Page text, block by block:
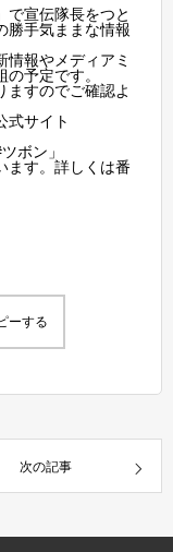
宣伝隊長をつと
勝手気ままな情報
情報やメディアミ
予定です。
ますのでご確認よ
式サイト
」
ます。詳しくは番
ーする
次の記事